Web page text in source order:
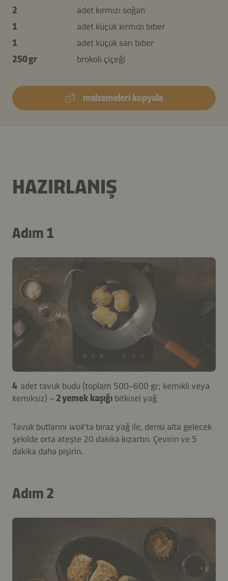
2
adet kırmızı soğan
1
adet küçük kırmızı biber
1
adet küçük sarı biber
250 gr
brokoli çiçeği
malzemeleri kopyala
HAZIRLANIŞ
Adım 1
4 adet tavuk budu (toplam 500–600 gr; kemikli veya
kemiksiz) – 2 yemek kaşığı bitkisel yağ
Tavuk butlarını wok’ta biraz yağ ile, derisi alta gelecek
şekilde orta ateşte 20 dakika kızartın. Çevirin ve 5
dakika daha pişirin.
Adım 2